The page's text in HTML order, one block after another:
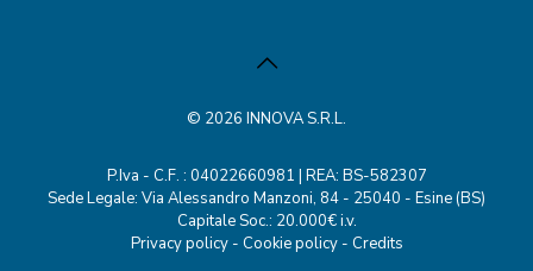
© 2026 INNOVA S.R.L.
P.Iva - C.F. : 04022660981 | REA: BS-582307
Sede Legale: Via Alessandro Manzoni, 84 - 25040 - Esine (BS)
Capitale Soc.: 20.000€ i.v.
Privacy policy- Cookie policy- Credits